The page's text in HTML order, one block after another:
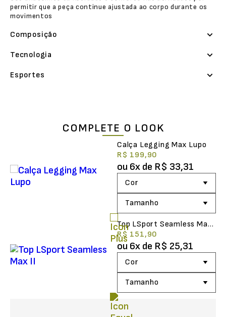
permitir que a peça continue ajustada ao corpo durante os
movimentos
Composição
Tecnologia
Esportes
COMPLETE O LOOK
Calça Legging Max Lupo
R$ 199,90
ou 6x de R$ 33,31
Top LSport Seamless Max
II
R$ 151,90
ou 6x de R$ 25,31